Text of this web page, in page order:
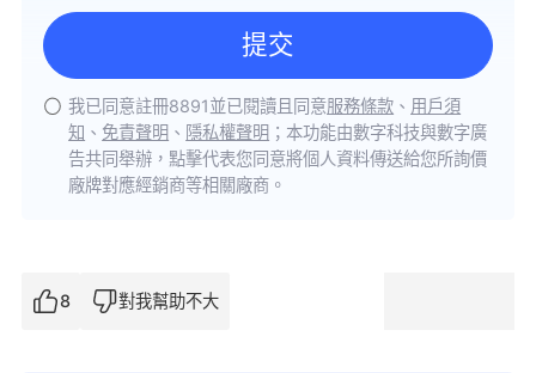
提交
我已同意註冊8891並已閱讀且同意服務條款 、 用戶須
知 、 免責聲明 、 隱私權聲明 ；本功能由數字科技與數字廣
告共同舉辦，點擊代表您同意將個人資料傳送給您所詢價
廠牌對應經銷商等相關廠商。
8 對我幫助不大